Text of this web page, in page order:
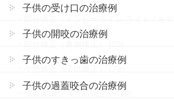
小児矯正（子供矯正） (79)
プレオルソ（予防矯正） (22)
子供の受け口の治療例
子供の開咬の治療例
子供のすきっ歯の治療例
子供の過蓋咬合の治療例